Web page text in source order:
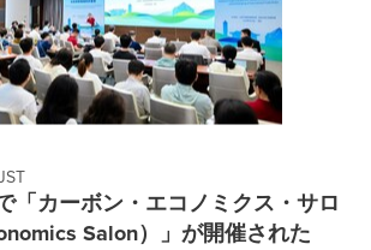
「カーボン・エコノミクス・サロ
Salon）」が開催された